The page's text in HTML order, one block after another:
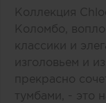
Коллекция
Коломбо,
классики и
изголовьем и
прекрасно
тумбами, - это